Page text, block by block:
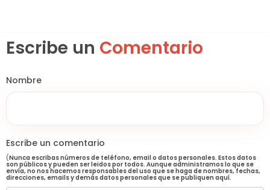
Escribe un Comentario
Nombre
Escribe un comentario
(Nunca escribas números de teléfono, email o datos personales. Estos datos
son públicos y pueden ser leidos por todos. Aunque administramos lo que se
envía, no nos hacemos responsables del uso que se haga de nombres, fechas,
direcciones, emails y demás datos personales que se publiquen aquí.